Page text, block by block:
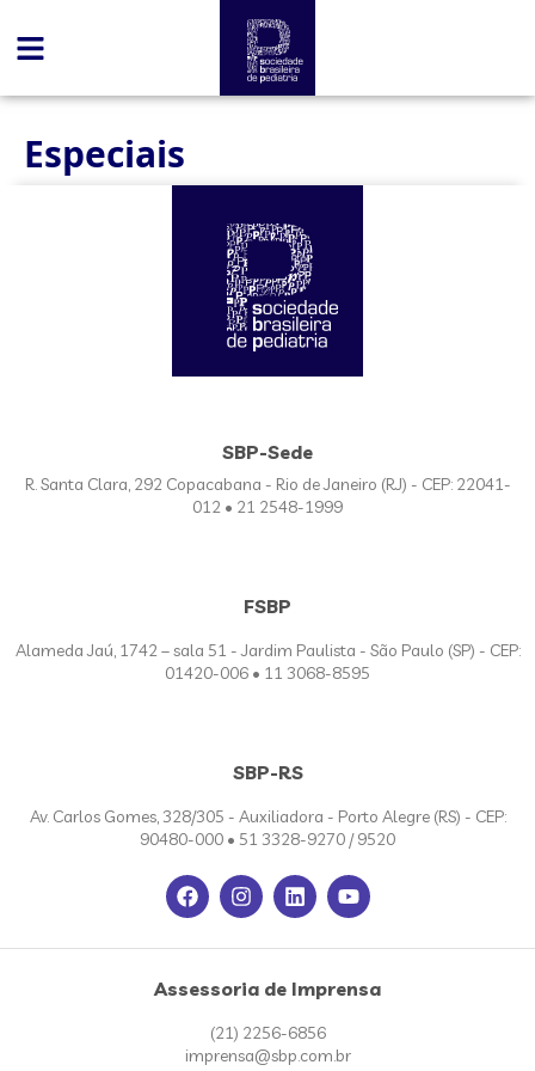
Especiais
SBP-Sede
R. Santa Clara, 292 Copacabana - Rio de Janeiro (RJ) - CEP: 22041-
012 • 21 2548-1999
FSBP
Alameda Jaú, 1742 – sala 51 - Jardim Paulista - São Paulo (SP) - CEP:
01420-006 • 11 3068-8595
SBP-RS
Av. Carlos Gomes, 328/305 - Auxiliadora - Porto Alegre (RS) - CEP:
90480-000 • 51 3328-9270 / 9520
Assessoria de Imprensa
(21) 2256-6856
imprensa@sbp.com.br